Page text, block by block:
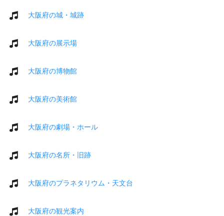
大阪府の城・城跡
大阪府の展示場
大阪府の博物館
大阪府の美術館
大阪府の劇場・ホール
大阪府の名所・旧跡
大阪府のプラネタリウム・天文台
大阪府の観光案内